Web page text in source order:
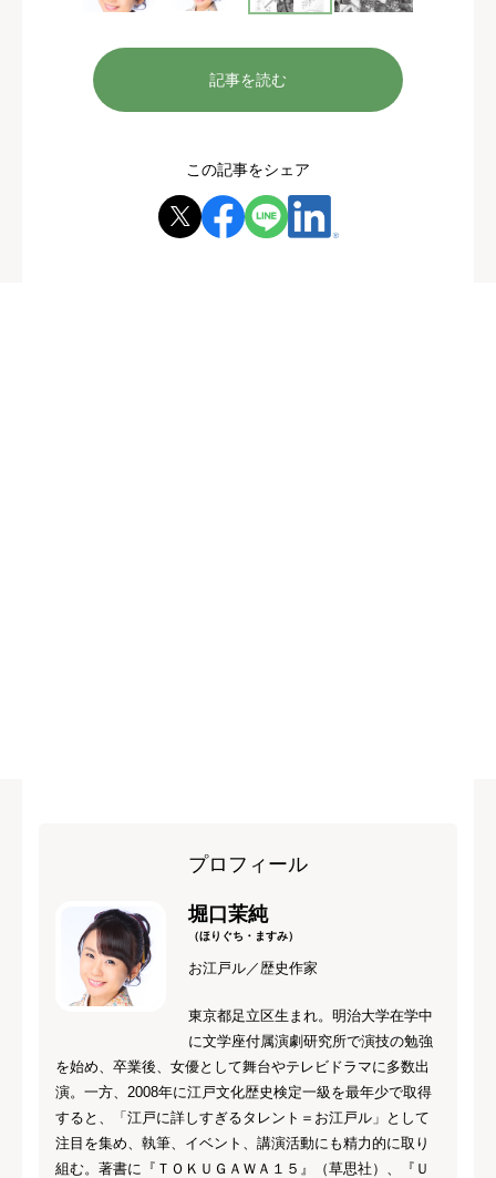
記事を読む
この記事をシェア
プロフィール
堀口茉純
（ほりぐち・ますみ）
お江戸ル／歴史作家
東京都足立区生まれ。明治大学在学中
に文学座付属演劇研究所で演技の勉強
を始め、卒業後、女優として舞台やテレビドラマに多数出
演。一方、2008年に江戸文化歴史検定一級を最年少で取得
すると、「江戸に詳しすぎるタレント＝お江戸ル」として
注目を集め、執筆、イベント、講演活動にも精力的に取り
組む。著書に『ＴＯＫＵＧＡＷＡ１５』（草思社）、『Ｕ